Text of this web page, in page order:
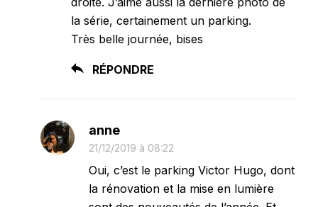
la série, certainement un parking.
Très belle journée, bises
RÉPONDRE
anne
21/12/2019 à 08:22
Oui, c’est le parking Victor Hugo, dont
la rénovation et la mise en lumière